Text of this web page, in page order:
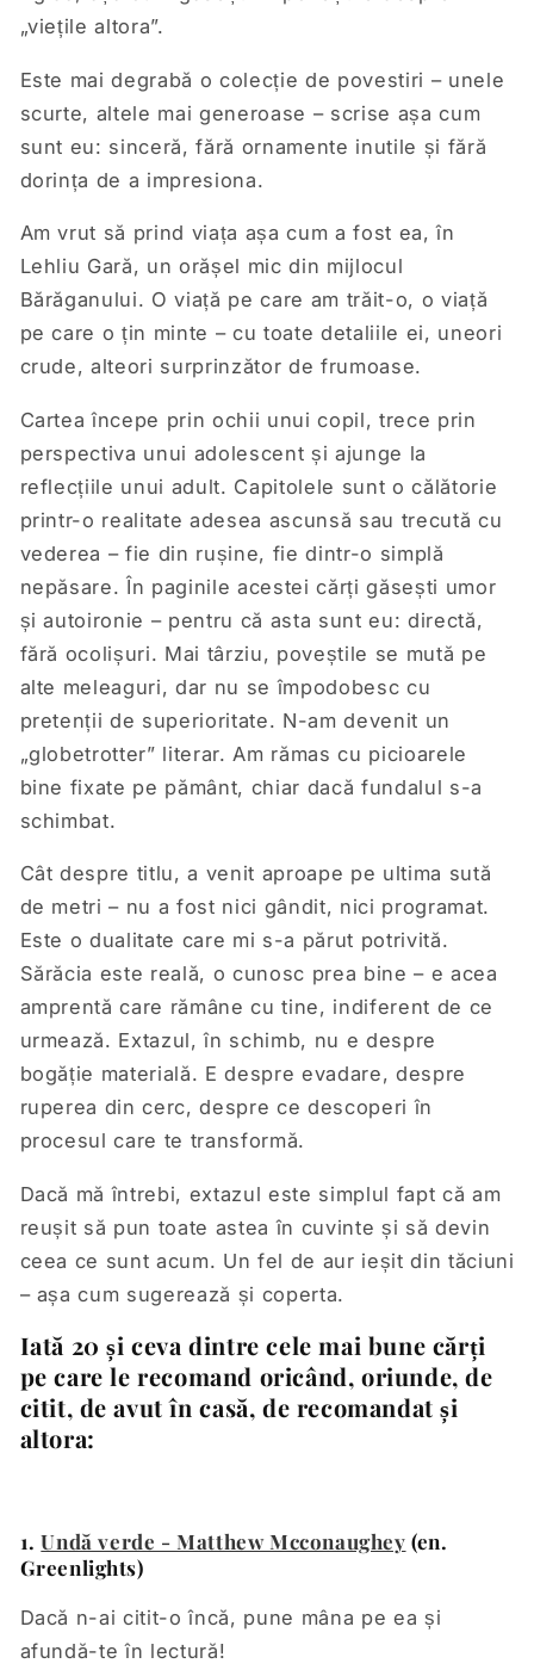
„viețile altora”.
Este mai degrabă o colecție de povestiri – unele
scurte, altele mai generoase – scrise așa cum
sunt eu: sinceră, fără ornamente inutile și fără
dorința de a impresiona.
Am vrut să prind viața așa cum a fost ea, în
Lehliu Gară, un orășel mic din mijlocul
Bărăganului. O viață pe care am trăit-o, o viață
pe care o țin minte – cu toate detaliile ei, uneori
crude, alteori surprinzător de frumoase.
Cartea începe prin ochii unui copil, trece prin
perspectiva unui adolescent și ajunge la
reflecțiile unui adult. Capitolele sunt o călătorie
printr-o realitate adesea ascunsă sau trecută cu
vederea – fie din rușine, fie dintr-o simplă
nepăsare. În paginile acestei cărți găsești umor
și autoironie – pentru că asta sunt eu: directă,
fără ocolișuri. Mai târziu, poveștile se mută pe
alte meleaguri, dar nu se împodobesc cu
pretenții de superioritate. N-am devenit un
„globetrotter” literar. Am rămas cu picioarele
bine fixate pe pământ, chiar dacă fundalul s-a
schimbat.
Cât despre titlu, a venit aproape pe ultima sută
de metri – nu a fost nici gândit, nici programat.
Este o dualitate care mi s-a părut potrivită.
Sărăcia este reală, o cunosc prea bine – e acea
amprentă care rămâne cu tine, indiferent de ce
urmează. Extazul, în schimb, nu e despre
bogăție materială. E despre evadare, despre
ruperea din cerc, despre ce descoperi în
procesul care te transformă.
Dacă mă întrebi, extazul este simplul fapt că am
reușit să pun toate astea în cuvinte și să devin
ceea ce sunt acum. Un fel de aur ieșit din tăciuni
– așa cum sugerează și coperta.
Iată 20 și ceva dintre cele mai bune cărți
pe care le recomand oricând, oriunde, de
citit, de avut în casă, de recomandat și
altora:
1. Undă verde - Matthew Mcconaughey (en.
Greenlights)
Dacă n-ai citit-o încă, pune mâna pe ea și
afundă-te în lectură!